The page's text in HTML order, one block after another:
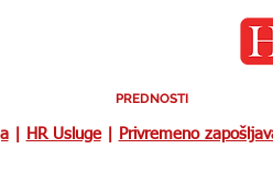
PREDNOSTI
| HR Usluge| Privremeno